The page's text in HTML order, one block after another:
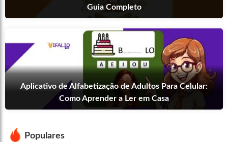
Guia Completo
Aplicativo de Alfabetização de Adultos Para Celular:
Como Aprender a Ler em Casa
Populares